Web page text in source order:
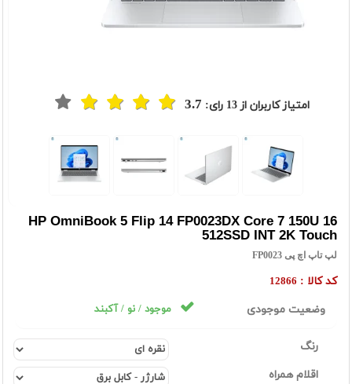
امتیاز کاربران از13 رای: 3.7
HP OmniBook 5 Flip 14 FP0023DX Core 7 150U 16
512SSD INT 2K Touch
لپ تاپ اچ پی FP0023
کد کالا : 12866
وضعیت موجودی موجود / نو / آکبند
رنگ
اقلام همراه